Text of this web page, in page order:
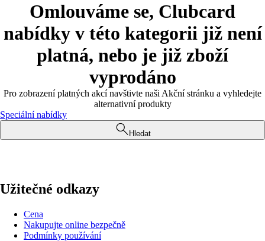
Omlouváme se, Clubcard
nabídky v této kategorii již není
platná, nebo je již zboží
vyprodáno
Pro zobrazení platných akcí navštivte naši Akční stránku a vyhledejte
alternativní produkty
Speciální nabídky
Hledat
Užitečné odkazy
Cena
Nakupujte online bezpečně
Podmínky používání